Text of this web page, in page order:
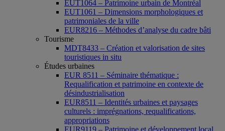
EUT1064 – Patrimoine urbain de Montréal
EUT1061 – Dimensions morphologiques et
patrimoniales de la ville
EUR8216 – Méthodes d’analyse du cadre bâti
Tourisme
MDT8433 – Création et valorisation de sites
touristiques in situ
Études urbaines
EUR 8511 – Séminaire thématique :
Requalification et patrimoine en contexte de
désindustrialisation
EUR8511 – Identités urbaines et paysages
culturels : imprégnations, requalifications,
appropriations
EUR9119 – Patrimoine et développement local